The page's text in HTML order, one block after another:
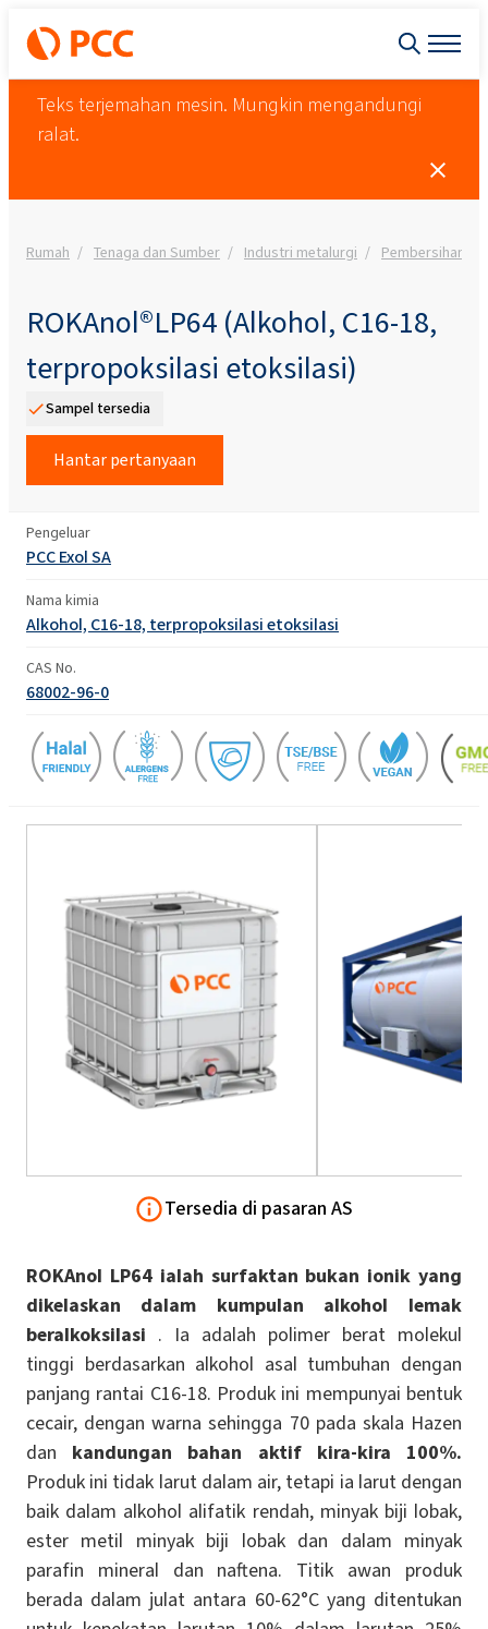
Teks terjemahan mesin. Mungkin mengandungi
ralat.
Rumah Tenaga dan Sumber Industri metalurgi Pembersihan
ROKAnol®LP64 (Alkohol, C16-18,
terpropoksilasi etoksilasi)
Sampel tersedia
Hantar pertanyaan
Pengeluar
PCC Exol SA
Nama kimia
Alkohol, C16-18, terpropoksilasi etoksilasi
CAS No.
68002-96-0
Tersedia di pasaran AS
ROKAnol LP64 ialah surfaktan bukan ionik yang
dikelaskan dalam kumpulan alkohol lemak
beralkoksilasi . Ia adalah polimer berat molekul
tinggi berdasarkan alkohol asal tumbuhan dengan
panjang rantai C16-18. Produk ini mempunyai bentuk
cecair, dengan warna sehingga 70 pada skala Hazen
dan kandungan bahan aktif kira-kira 100%.
Produk ini tidak larut dalam air, tetapi ia larut dengan
baik dalam alkohol alifatik rendah, minyak biji lobak,
ester metil minyak biji lobak dan dalam minyak
parafin mineral dan naftena. Titik awan produk
berada dalam julat antara 60-62°C yang ditentukan